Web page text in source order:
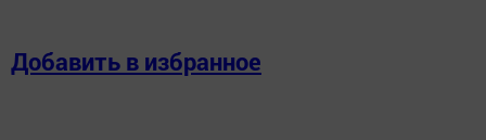
Добавить в избранное